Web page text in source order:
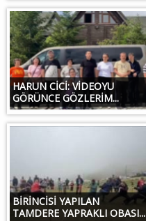
HARUN CİCİ: VİDEOYU
GÖRÜNCE GÖZLERİM...
BİRİNCİSİ YAPILAN
TAMDERE YAPRAKLI OBASI...